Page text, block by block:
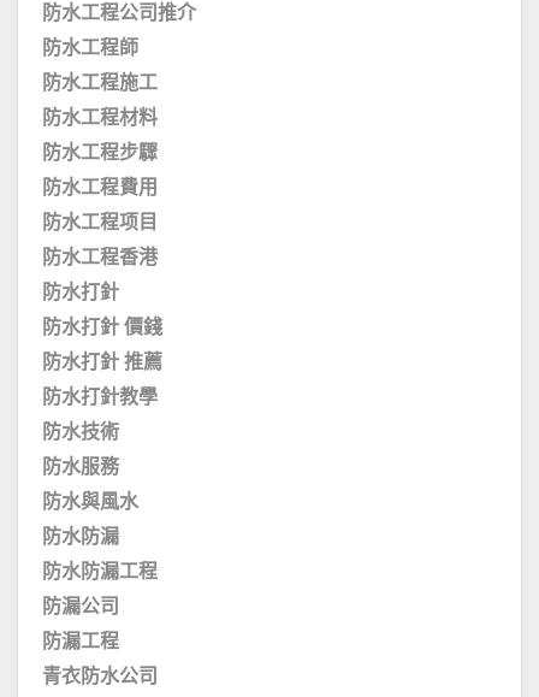
防水工程公司推介
防水工程師
防水工程施工
防水工程材料
防水工程步驟
防水工程費用
防水工程项目
防水工程香港
防水打針
防水打針 價錢
防水打針 推薦
防水打針教學
防水技術
防水服務
防水與風水
防水防漏
防水防漏工程
防漏公司
防漏工程
青衣防水公司